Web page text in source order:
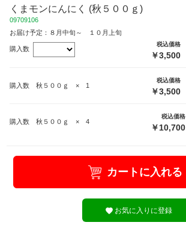
くまモンにんにく (秋５００ｇ)
09709106
お届け予定：８月中旬～ １０月上旬
購入数
税込価格
￥3,500
購入数 秋５００ｇ × 1
税込価格
￥3,500
購入数 秋５００ｇ × 4
税込価格
￥10,700
カートに入れる
お気に入りに登録